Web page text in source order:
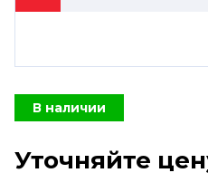
В наличии
Уточняйте